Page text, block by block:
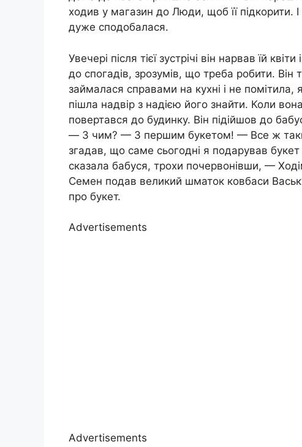
ходив у магазин до Люди, щоб її підкорити.
дуже сподобалася.
Увечері після тієї зустрічі він нарвав їй
до спогадів, зрозумів, що треба робити.
займалася справами на кухні і не помітила,
пішла надвір з надією його знайти. Коли
повертався до будинку. Він підійшов до
— З чим? — З першим букетом! — Все ж
згадав, що саме сьогодні я подарував букет
сказала бабуся, трохи почервонівши, —
Семен подав великий шматок ковбаси
про букет.
Advertisements
Advertisements